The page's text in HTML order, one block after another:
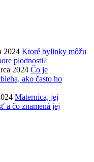
2024 Ktoré bylinky môžu
plodnosti?
2024 Čo je
ako často ho
Maternica, jej
a čo znamená jej